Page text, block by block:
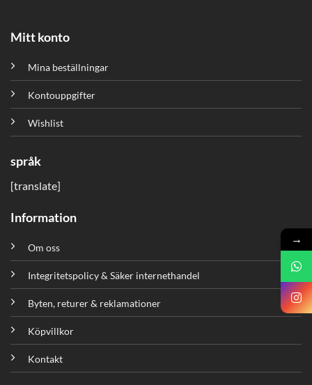
Mitt konto
Mina beställningar
Kontouppgifter
Wishlist
språk
[translate]
Information
Om oss
Integritetspolicy & Säker internethandel
Byten, returer & reklamationer
Köpvillkor
Kontakt
→